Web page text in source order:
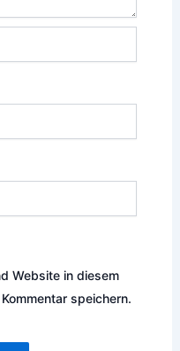
Website in diesem
speichern.